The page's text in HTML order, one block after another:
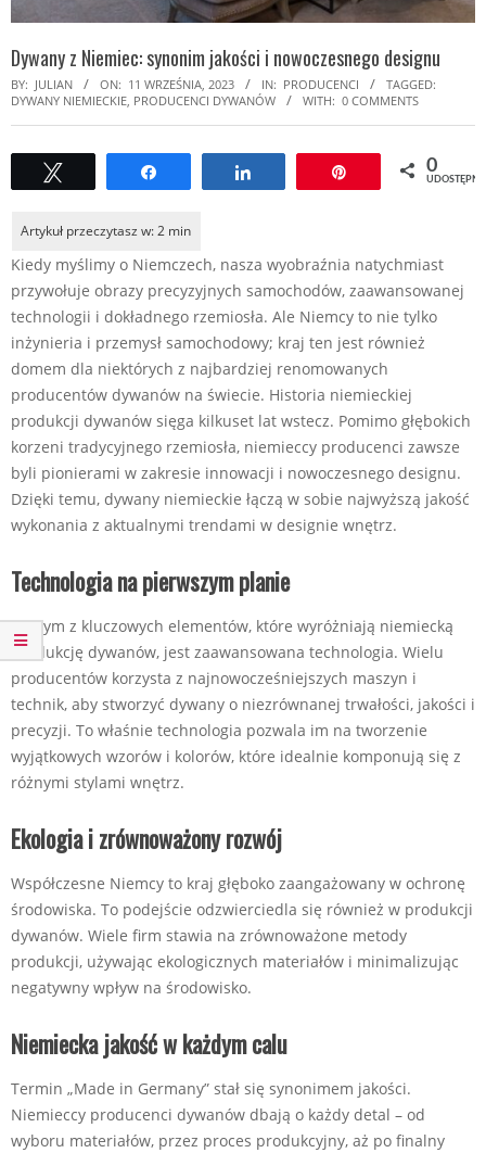
Dywany z Niemiec: synonim jakości i nowoczesnego designu
BY: JULIAN ON: 11 WRZEŚNIA, 2023 IN: PRODUCENCI
TAGGED:
DYWANY NIEMIECKIE, PRODUCENCI DYWANÓW WITH: 0 COMMENTS
Udostępnij Udostępnij Przypnij 0
Kiedy myślimy o Niemczech, nasza wyobraźnia natychmiast
przywołuje obrazy precyzyjnych samochodów, zaawansowanej
technologii i dokładnego rzemiosła. Ale Niemcy to nie tylko
inżynieria i przemysł samochodowy; kraj ten jest również
domem dla niektórych z najbardziej renomowanych
producentów dywanów na świecie. Historia niemieckiej
produkcji dywanów sięga kilkuset lat wstecz. Pomimo głębokich
korzeni tradycyjnego rzemiosła, niemieccy producenci zawsze
byli pionierami w zakresie innowacji i nowoczesnego designu.
Dzięki temu, dywany niemieckie łączą w sobie najwyższą jakość
wykonania z aktualnymi trendami w designie wnętrz.
Technologia na pierwszym planie
Jednym z kluczowych elementów, które wyróżniają niemiecką
produkcję dywanów, jest zaawansowana technologia. Wielu
producentów korzysta z najnowocześniejszych maszyn i
technik, aby stworzyć dywany o niezrównanej trwałości, jakości i
precyzji. To właśnie technologia pozwala im na tworzenie
wyjątkowych wzorów i kolorów, które idealnie komponują się z
różnymi stylami wnętrz.
Ekologia i zrównoważony rozwój
Współczesne Niemcy to kraj głęboko zaangażowany w ochronę
środowiska. To podejście odzwierciedla się również w produkcji
dywanów. Wiele firm stawia na zrównoważone metody
produkcji, używając ekologicznych materiałów i minimalizując
negatywny wpływ na środowisko.
Niemiecka jakość w każdym calu
Termin „Made in Germany” stał się synonimem jakości.
Niemieccy producenci dywanów dbają o każdy detal – od
wyboru materiałów, przez proces produkcyjny, aż po finalny